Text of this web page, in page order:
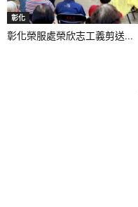
彰化
彰化榮服處榮欣志工義剪送...